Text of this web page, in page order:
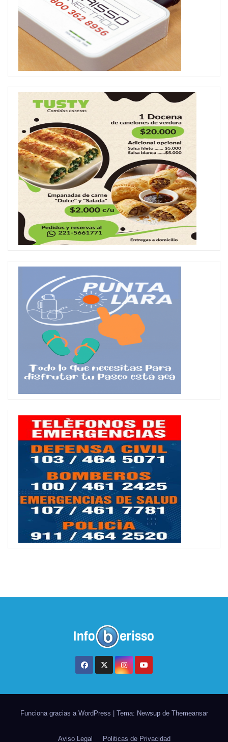
Funciona gracias a WordPress Tema: Newsup de Themeansar
Aviso Legal Politicas de Privacidad